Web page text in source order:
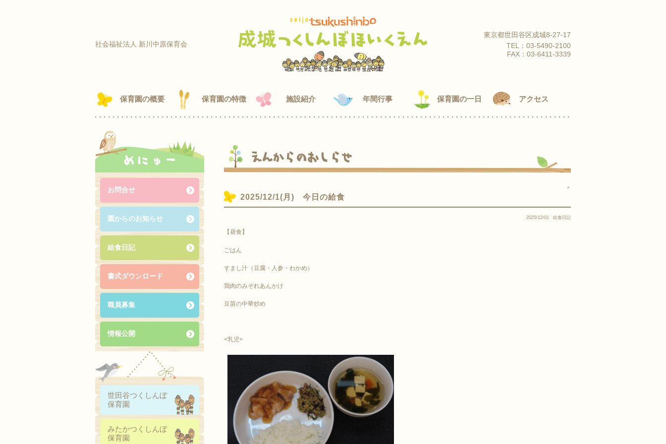
社会福祉法人 新川中原保育会
東京都世田谷区成城8-27-17
TEL： 03-5490-2100
FAX：03-6411-3339
保育園の概要 保育園の特徴 施設紹介 年間行事 保育園の一日 アクセス
えんからのおしらせ
＊
2025/12/1(月) 今日の給食
2025/12/01 給食日記
【昼食】
ごはん
すまし汁（豆腐・人参・わかめ）
鶏肉のみぞれあんかけ
豆苗の中華炒め
<乳児>
めにゅー
お問合せ
園からのお知らせ
給食日記
書式ダウンロード
職員募集
情報公開
世田谷つくしんぼ
保育園
みたかつくしんぼ
保育園